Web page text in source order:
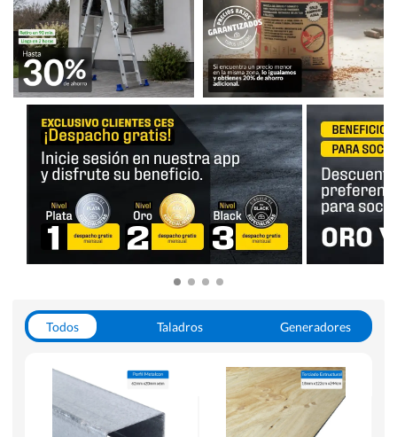
Todos Taladros
Generadores
Herramientas Manuales
Sierras Circulares